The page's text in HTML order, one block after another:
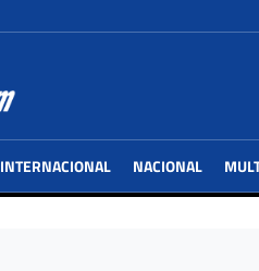
INTERNACIONAL NACIONAL